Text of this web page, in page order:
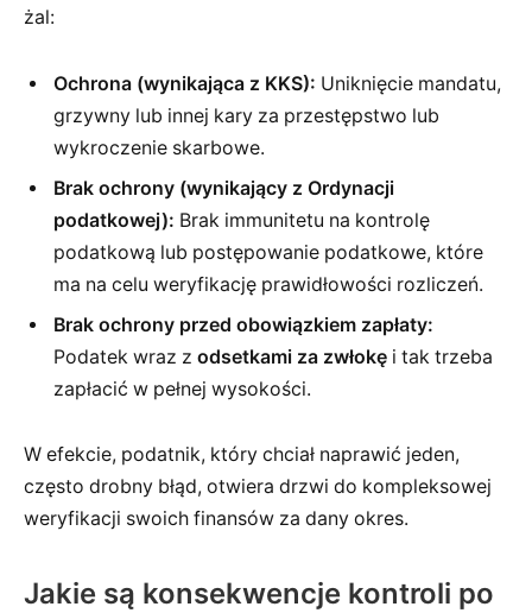
żal:
Ochrona (wynikająca z KKS): Uniknięcie mandatu,
grzywny lub innej kary za przestępstwo lub
wykroczenie skarbowe.
Brak ochrony (wynikający z Ordynacji
podatkowej): Brak immunitetu na kontrolę
podatkową lub postępowanie podatkowe, które
ma na celu weryfikację prawidłowości rozliczeń.
Brak ochrony przed obowiązkiem zapłaty:
Podatek wraz z odsetkami za zwłokę i tak trzeba
zapłacić w pełnej wysokości.
W efekcie, podatnik, który chciał naprawić jeden,
często drobny błąd, otwiera drzwi do kompleksowej
weryfikacji swoich finansów za dany okres.
Jakie są konsekwencje kontroli po